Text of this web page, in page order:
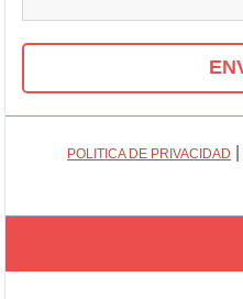
POLITICA DE PRIVACIDAD